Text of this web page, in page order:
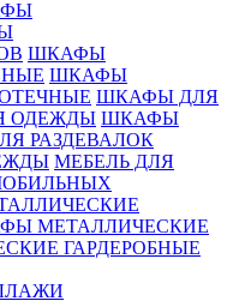
ШКАФЫ
ШКАФЫ
ШКАФЫ ДЛЯ
ОДЕЖДЫ ШКАФЫ
РАЗДЕВАЛОК
МЕБЕЛЬ ДЛЯ
МЕТАЛЛИЧЕСКИЕ
ГАРДЕРОБНЫЕ